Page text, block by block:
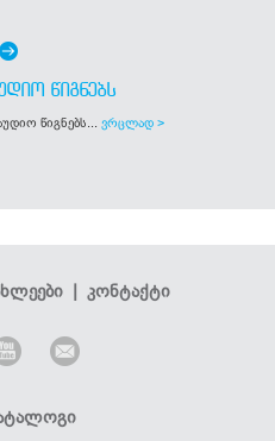
ᲬᲘᲒᲜᲔᲑᲡ
წიგნებს... ვრცლად >
| კონტაქტი